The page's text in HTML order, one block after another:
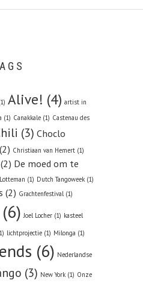
Alive! (4) artist in
(1) Canakkale (1) Castenau des
(3) Choclo
(2) Christiaan van Hemert (1)
De moed om te
(1) Dutch Tangoweek(1)
(2) Grachtenfestival(1)
Joel Locher (1) kasteel
lichtprojectie (1) Milonga (1)
(6) Nederlandse
(3) New York (1) Onze